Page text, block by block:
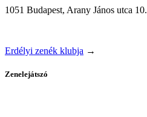
1051 Budapest, Arany János utca 10.
Erdélyi zenék klubja →
Zenelejátszó